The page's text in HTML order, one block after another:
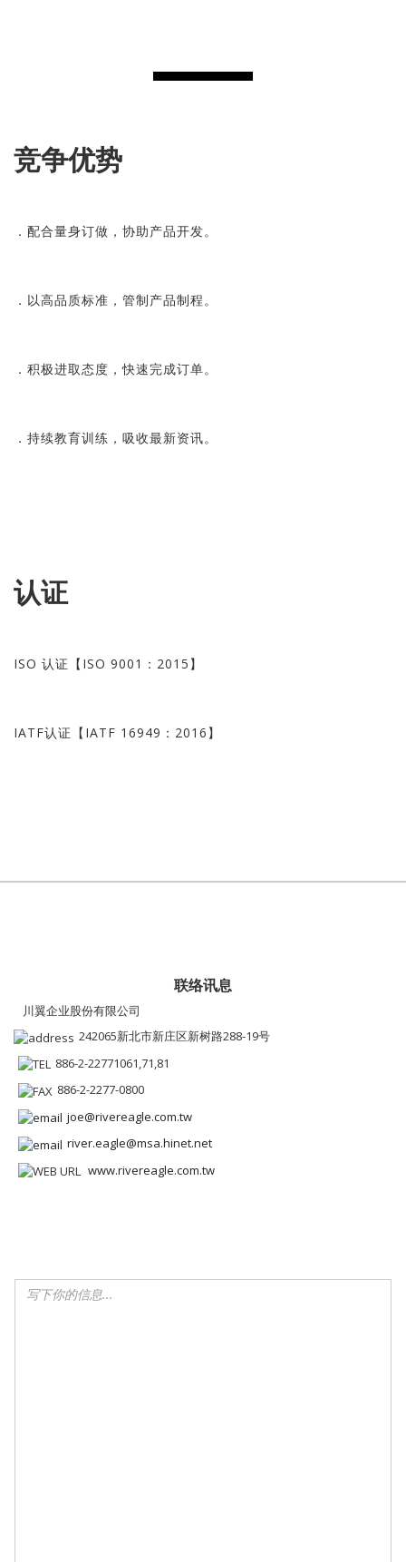
竞争优势
．配合量身订做，协助产品开发。
．以高品质标准，管制产品制程。
．积极进取态度，快速完成订单。
．持续教育训练，吸收最新资讯。
认证
ISO 认证【ISO 9001：2015】
IATF认证【IATF 16949：2016】
联络讯息
川翼企业股份有限公司
242065新北市新庄区新树路288-19号
886-2-22771061,71,81
886-2-2277-0800
joe@rivereagle.com.tw
river.eagle@msa.hinet.net
www.rivereagle.com.tw